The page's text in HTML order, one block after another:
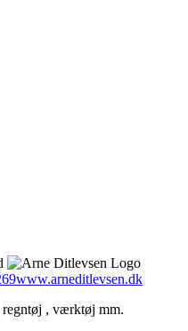
www.arneditlevsen.dk
, værktøj mm.